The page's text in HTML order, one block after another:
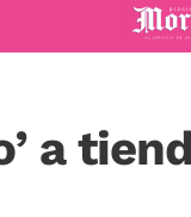
Diario de Morelos
a